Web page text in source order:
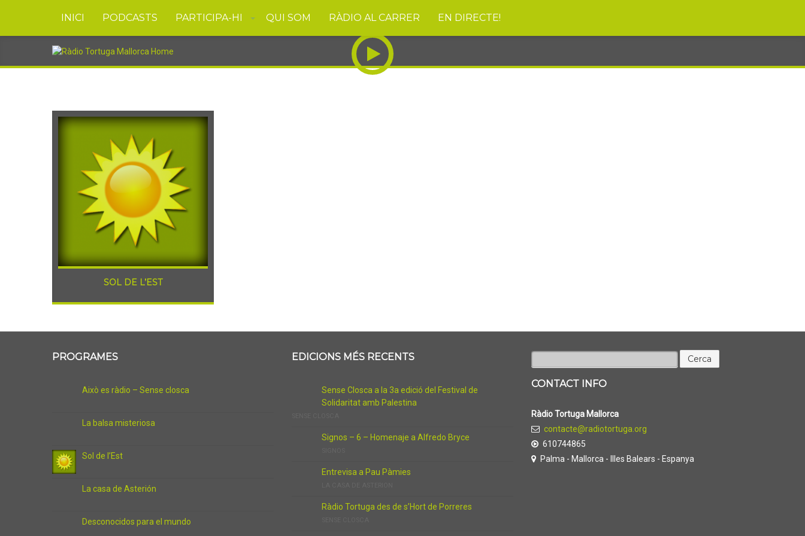
INICI PODCASTS PARTICIPA-HI QUI SOM RÀDIO AL CARRER EN DIRECTE!
SOL DE L’EST
PROGRAMES
Això es ràdio – Sense closca
La balsa misteriosa
Sol de l’Est
La casa de Asterión
Desconocidos para el mundo
EDICIONS MÉS RECENTS
Sense Closca a la 3a edició del Festival de
Solidaritat amb Palestina
Signos – 6 – Homenaje a Alfredo Bryce
Entrevisa a Pau Pàmies
Ràdio Tortuga des de s’Hort de Porreres
Cerca:
CONTACT INFO
Ràdio Tortuga Mallorca
contacte@radiotortuga.org
610744865
Palma - Mallorca - Illes Balears - Espanya